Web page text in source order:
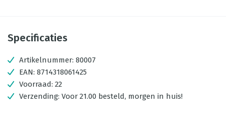
Specificaties
Artikelnummer: 80007
EAN: 8714318061425
Voorraad: 22
Verzending: Voor 21.00 besteld, morgen in huis!